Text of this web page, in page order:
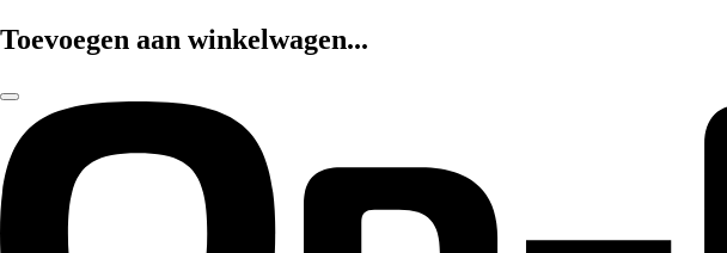
Toevoegen aan winkelwagen...